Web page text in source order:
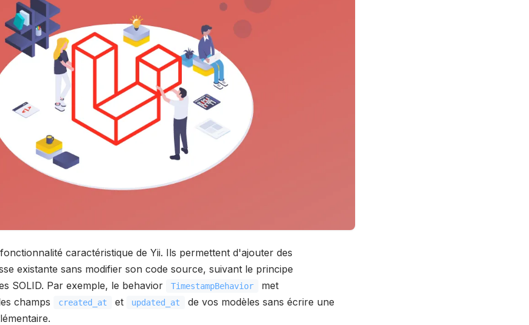
caractéristique de Yii. Ils permettent d'ajouter des
existante sans modifier son code source, suivant le principe
SOLID. Par exemple, le behavior
TimestampBehavior
met
champs
created_at et updated_at
de vos modèles sans écrire une